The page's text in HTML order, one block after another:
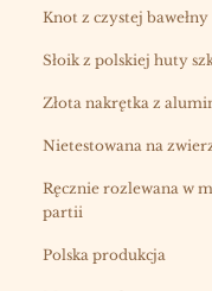
Knot z czystej bawełny
Słoik z polskiej huty
Złota nakrętka z
Nietestowana na
Ręcznie rozlewana w
partii
Polska produkcja